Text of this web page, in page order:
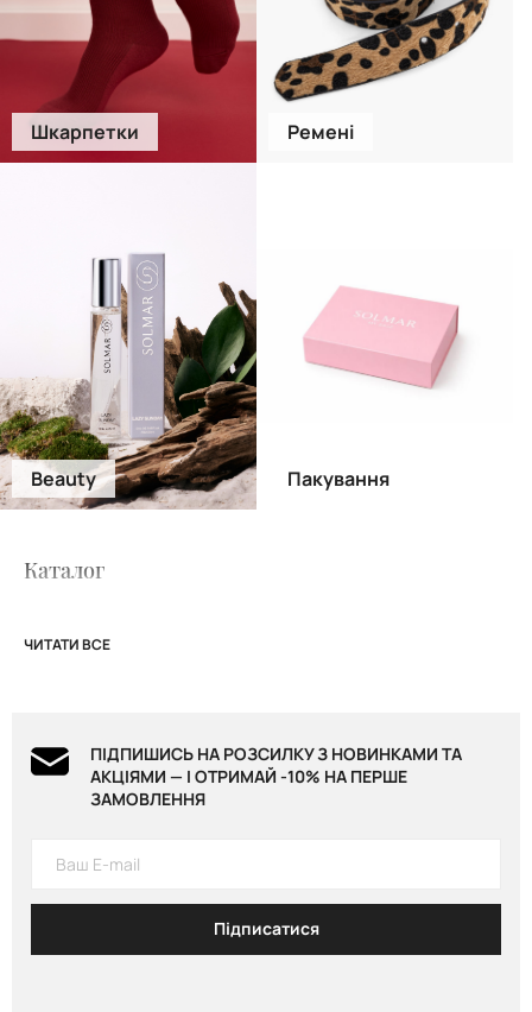
Шкарпетки Ремені
Beauty Пакування
Каталог
ЧИТАТИ ВСЕ
ПІДПИШИСЬ НА РОЗСИЛКУ З НОВИНКАМИ ТА
АКЦІЯМИ — І ОТРИМАЙ -10% НА ПЕРШЕ
ЗАМОВЛЕННЯ
Підписатися